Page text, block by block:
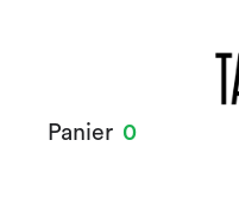
Panier 0